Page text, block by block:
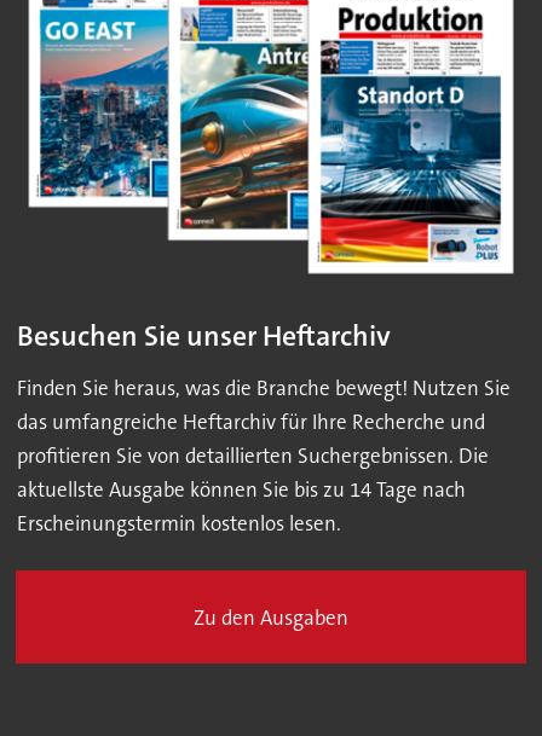
Besuchen Sie unser Heftarchiv
Finden Sie heraus, was die Branche bewegt! Nutzen Sie
das umfangreiche Heftarchiv für Ihre Recherche und
profitieren Sie von detaillierten Suchergebnissen. Die
aktuellste Ausgabe können Sie bis zu 14 Tage nach
Erscheinungstermin kostenlos lesen.
Zu den Ausgaben